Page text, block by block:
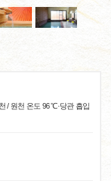
/ 원천 온도 96 ℃·당관 흡입